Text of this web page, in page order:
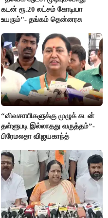
கடன் ரூ.20 லட்சம் கோடியா
உயரும்"- தங்கம் தென்னரசு
“விவசாயிகளுக்கு முழுக் கடன்
தள்ளுபடி இல்லாதது வருத்தம்”-
பிரேமலதா விஜயகாந்த்